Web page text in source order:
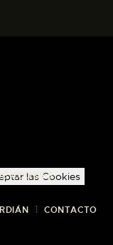
COOKIES
CONTACTO
las Cookies